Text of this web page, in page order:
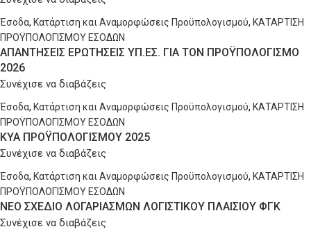
Έσοδα, Κατάρτιση και Αναμορφώσεις Προϋπολογισμού, ΚΑΤΑΡΤΙΣΗ
ΠΡΟΫΠΟΛΟΓΙΣΜΟΥ ΕΣΟΔΩΝ
ΑΠΑΝΤΗΣΕΙΣ ΕΡΩΤΗΣΕΙΣ ΥΠ.ΕΣ. ΓΙΑ ΤΟΝ ΠΡΟΫΠΟΛΟΓΙΣΜΟ
2026
Συνέχισε να διαβάζεις
Έσοδα, Κατάρτιση και Αναμορφώσεις Προϋπολογισμού, ΚΑΤΑΡΤΙΣΗ
ΠΡΟΫΠΟΛΟΓΙΣΜΟΥ ΕΣΟΔΩΝ
ΚΥΑ ΠΡΟΫΠΟΛΟΓΙΣΜΟΥ 2025
Συνέχισε να διαβάζεις
Έσοδα, Κατάρτιση και Αναμορφώσεις Προϋπολογισμού, ΚΑΤΑΡΤΙΣΗ
ΠΡΟΫΠΟΛΟΓΙΣΜΟΥ ΕΣΟΔΩΝ
ΝΕΟ ΣΧΕΔΙΟ ΛΟΓΑΡΙΑΣΜΩΝ ΛΟΓΙΣΤΙΚΟΥ ΠΛΑΙΣΙΟΥ ΦΓΚ
Συνέχισε να διαβάζεις